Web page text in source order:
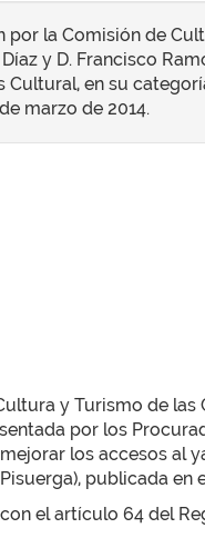
por la Comisión de
y D. Francisco
Cultural, en su
marzo de 2014.
y Turismo de las
por los
los accesos al
publicada en
el artículo 64 del